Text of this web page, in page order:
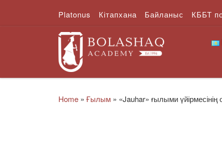
Skip to contentPlatonus Кітапхана Байланыс КББТ
Home » Ғылым » «Jauhar» ғылыми